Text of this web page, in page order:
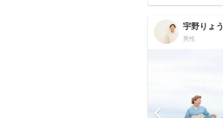
宇野りょう
男性